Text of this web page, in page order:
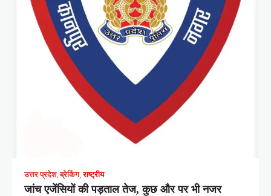
उत्तर प्रदेश,ब्रेकिंग,राष्ट्रीय
जांच एजेंसियों की पड़ताल तेज, कुछ और पर भी नजर